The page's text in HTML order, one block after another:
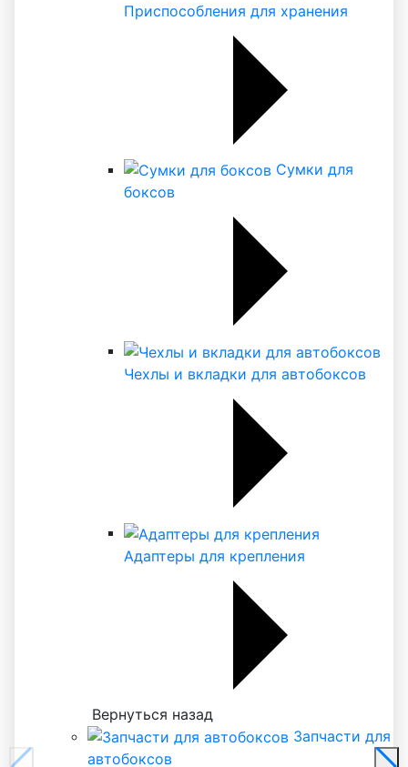
Приспособления для хранения
Сумки для
боксов
Чехлы и вкладки для автобоксов
Адаптеры для крепления
Вернуться назад
Запчасти для
автобоксов